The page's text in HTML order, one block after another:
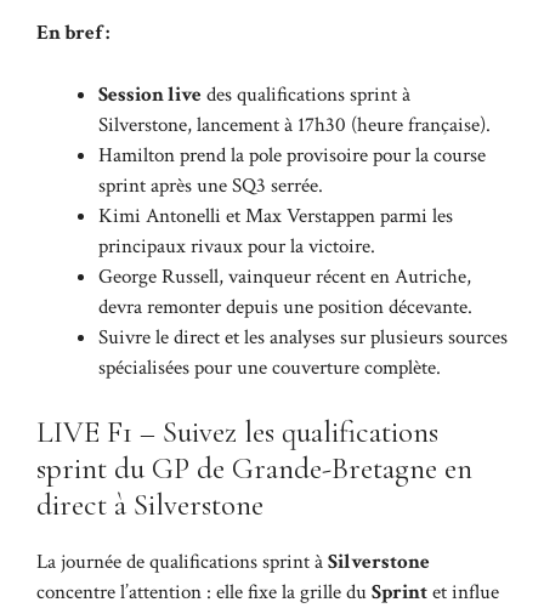
En bref :
Session livedes qualifications sprint à
Silverstone, lancement à 17h30 (heure française).
Hamilton prend la pole provisoire pour la course
sprint après une SQ3 serrée.
Kimi Antonelli et Max Verstappen parmi les
principaux rivaux pour la victoire.
George Russell, vainqueur récent en Autriche,
devra remonter depuis une position décevante.
Suivre le direct et les analyses sur plusieurs sources
spécialisées pour une couverture complète.
LIVE F1 – Suivez les qualifications
sprint du GP de Grande-Bretagne en
direct à Silverstone
La journée de qualifications sprint àSilverstone
concentre l’attention : elle fixe la grille duSprintet influe